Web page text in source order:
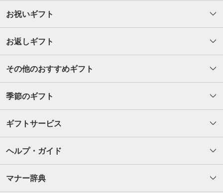
お祝いギフト
お返しギフト
その他のおすすめギフト
季節のギフト
ギフトサービス
ヘルプ・ガイド
マナー辞典